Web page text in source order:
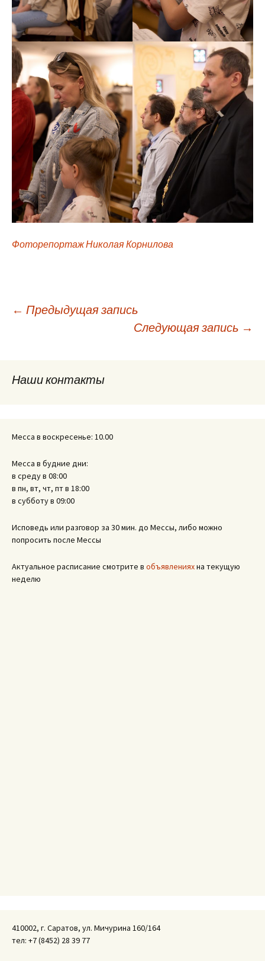
Фоторепортаж Николая Корнилова
Навигация
записям
← Предыдущая запись
Следующая запись →
Наши контакты
Месса в воскресенье: 10.00
Месса в будние дни:
в среду в 08:00
в пн, вт, чт, пт в 18:00
в субботу в 09:00
Исповедь или разговор за 30 мин. до Мессы, либо можно
попросить после Мессы
Актуальное расписание смотрите в объявленияхна текущую
неделю
410002, г. Саратов, ул. Мичурина 160/164
тел: +7 (8452) 28 39 77